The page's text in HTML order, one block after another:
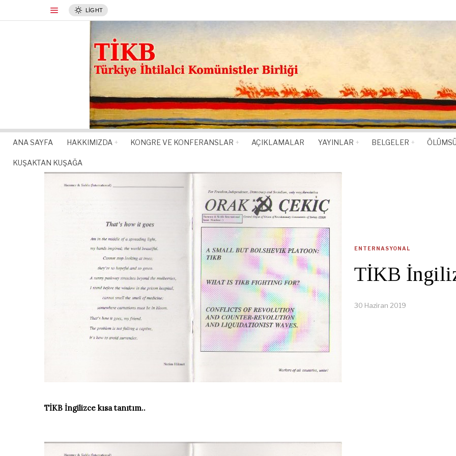
LIGHT
ANA SAYFA HAKKIMIZDA KONGRE VE KONFERANSLAR AÇIKLAMALAR YAYINLAR BELGELER
KUŞAKTAN KUŞAĞA
ENTERNASYONAL
TİKB
30 Haziran 2019
TİKB İngilizce kısa tanıtım..